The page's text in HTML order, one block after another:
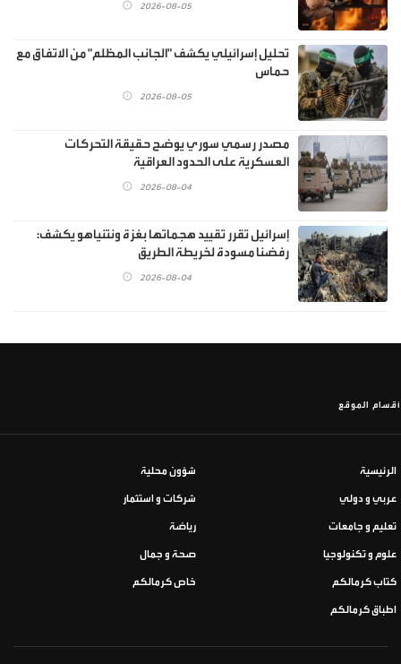
2026-08-05
تحليل إسرائيلي يكشف "الجانب المظلم" من الاتفاق مع
حماس
2026-08-05
مصدر رسمي سوري يوضح حقيقة التحركات
العسكرية على الحدود العراقية
2026-08-04
إسرائيل تقرر تقييد هجماتها بغزة ونتنياهو يكشف:
رفضنا مسودة لخريطة الطريق
2026-08-04
أقسام الموقع
الرئيسية شؤون محلية
عربي و دولي شركات و استثمار
تعليم و جامعات رياضة
علوم و تكنولوجيا صحة و جمال
كتاب كرمالكم خاص كرمالكم
اطباق كرمالكم